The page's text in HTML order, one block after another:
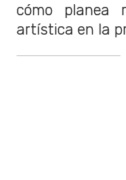
cómo planea
artística en la